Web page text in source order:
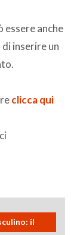
essere anche
inserire un
clicca qui
il